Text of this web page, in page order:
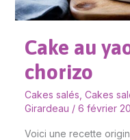
Cake au
chorizo
Cakes salés Cakes
Girardeau / 6 février
Voici une recette